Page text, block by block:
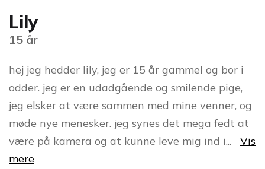
Lily
15 år
hej jeg hedder lily, jeg er 15 år gammel og bor i
odder. jeg er en udadgående og smilende pige,
jeg elsker at være sammen med mine venner, og
møde nye menesker. jeg synes det mega fedt at
være på kamera og at kunne leve mig ind i...
Vis
mere